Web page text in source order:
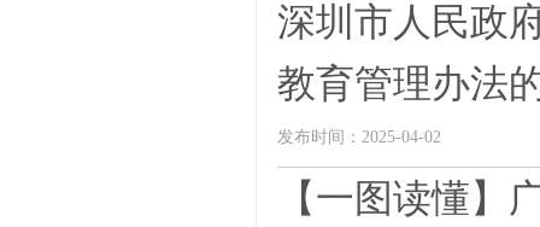
深圳市人民政
教育管理办法
发布时间：2025-04-02
【一图读懂】